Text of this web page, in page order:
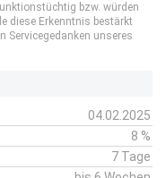
bzw. würden
diese Erkenntnis bestärkt
Servicegedanken unseres
04.02.2025
8 %
7 Tage